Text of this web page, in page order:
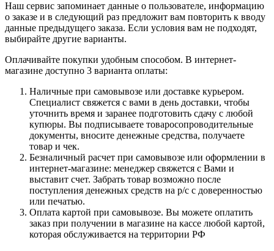
Наш сервис запоминает данные о пользователе, информацию
о заказе и в следующий раз предложит вам повторить к вводу
данные предыдущего заказа. Если условия вам не подходят,
выбирайте другие варианты.
Оплачивайте покупки удобным способом. В интернет-
магазине доступно 3 варианта оплаты:
Наличные при самовывозе или доставке курьером.
Специалист свяжется с вами в день доставки, чтобы
уточнить время и заранее подготовить сдачу с любой
купюры. Вы подписываете товаросопроводительные
документы, вносите денежные средства, получаете
товар и чек.
Безналичный расчет при самовывозе или оформлении в
интернет-магазине: менеджер свяжется с Вами и
выставит счет. Забрать товар возможно после
поступления денежных средств на р/с с доверенностью
или печатью.
Оплата картой при самовывозе. Вы можете оплатить
заказ при получении в магазине на кассе любой картой,
которая обслуживается на территории РФ